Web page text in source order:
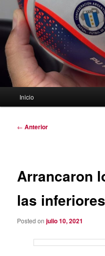
Inicio
Navegación
← Anterior
Arrancaron
las
Posted onjulio 10, 2021